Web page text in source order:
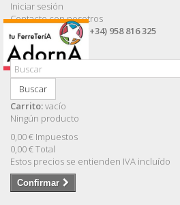
Iniciar sesión
Contacte con nosotros
Llámanos ahora: (+34) 958 816 325
Buscar
Carrito:vacío
Ningún producto
0,00 € Impuestos
0,00 €Total
Estos precios se entienden IVA incluído
Confirmar